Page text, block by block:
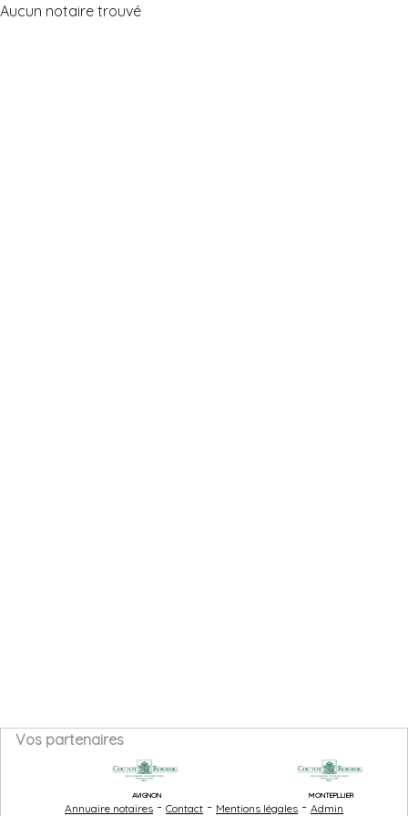
Aucun notaire trouvé
Vos partenaires
AVIGNON MONTEPLLIER
Annuaire notaires - Contact - Mentions légales - Admin